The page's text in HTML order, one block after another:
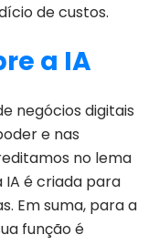
de custos.
a IA
negócios digitais
e nas
no lema
IA é criada para
Em suma, para a
função é